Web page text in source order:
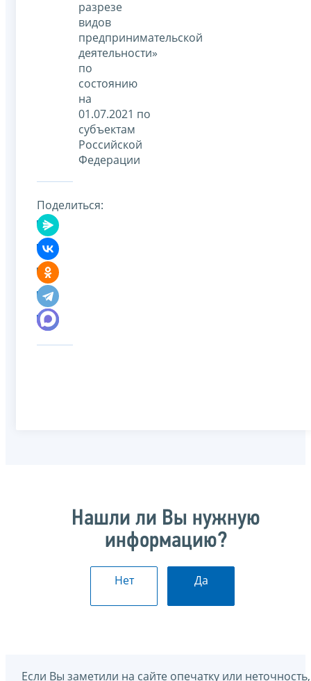
разрезе
видов
предпринимательской
деятельности»
по
состоянию
на
01.07.2021 по
субъектам
Российской
Федерации
Поделиться:
Нашли ли Вы нужную
информацию?
Нет Да
Если Вы заметили на сайте опечатку или неточность,